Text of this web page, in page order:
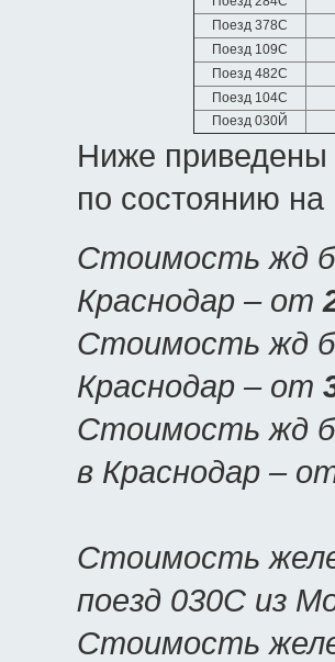
Поезд 378С
Поезд 109С
Поезд 482С
Поезд 104С
Поезд 030Й
Ниже
по состоянию
Стоимость жд
Краснодар – от
Стоимость жд
Краснодар – от
Стоимость жд
в Краснодар –
Стоимость
поезд 030С из
Стоимость